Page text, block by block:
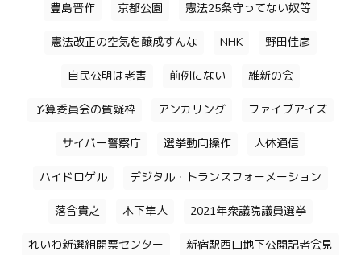
豊島晋作 京都公園 憲法25条守ってない奴等
憲法改正の空気を醸成すんな NHK 野田佳彦
自民公明は老害 前例にない 維新の会
予算委員会の質疑枠 アンカリング ファイブアイズ
サイバー警察庁 選挙動向操作 人体通信
ハイドロゲル デジタル・トランスフォーメーション
落合貴之 木下隼人 2021年衆議院議員選挙
れいわ新選組開票センター 新宿駅西口地下公開記者会見